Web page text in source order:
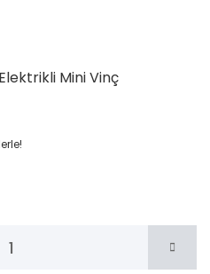
Mini Vinç